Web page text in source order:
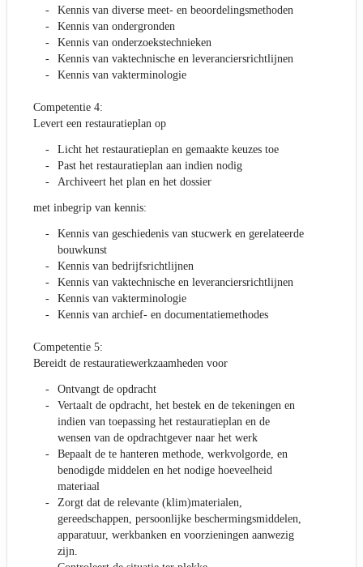
Kennis van diverse meet- en beoordelingsmethoden
Kennis van ondergronden
Kennis van onderzoekstechnieken
Kennis van vaktechnische en leveranciersrichtlijnen
Kennis van vakterminologie
Competentie 4:
Levert een restauratieplan op
Licht het restauratieplan en gemaakte keuzes toe
Past het restauratieplan aan indien nodig
Archiveert het plan en het dossier
met inbegrip van kennis:
Kennis van geschiedenis van stucwerk en gerelateerde
bouwkunst
Kennis van bedrijfsrichtlijnen
Kennis van vaktechnische en leveranciersrichtlijnen
Kennis van vakterminologie
Kennis van archief- en documentatiemethodes
Competentie 5:
Bereidt de restauratiewerkzaamheden voor
Ontvangt de opdracht
Vertaalt de opdracht, het bestek en de tekeningen en
indien van toepassing het restauratieplan en de
wensen van de opdrachtgever naar het werk
Bepaalt de te hanteren methode, werkvolgorde, en
benodigde middelen en het nodige hoeveelheid
materiaal
Zorgt dat de relevante (klim)materialen,
gereedschappen, persoonlijke beschermingsmiddelen,
apparatuur, werkbanken en voorzieningen aanwezig
zijn.